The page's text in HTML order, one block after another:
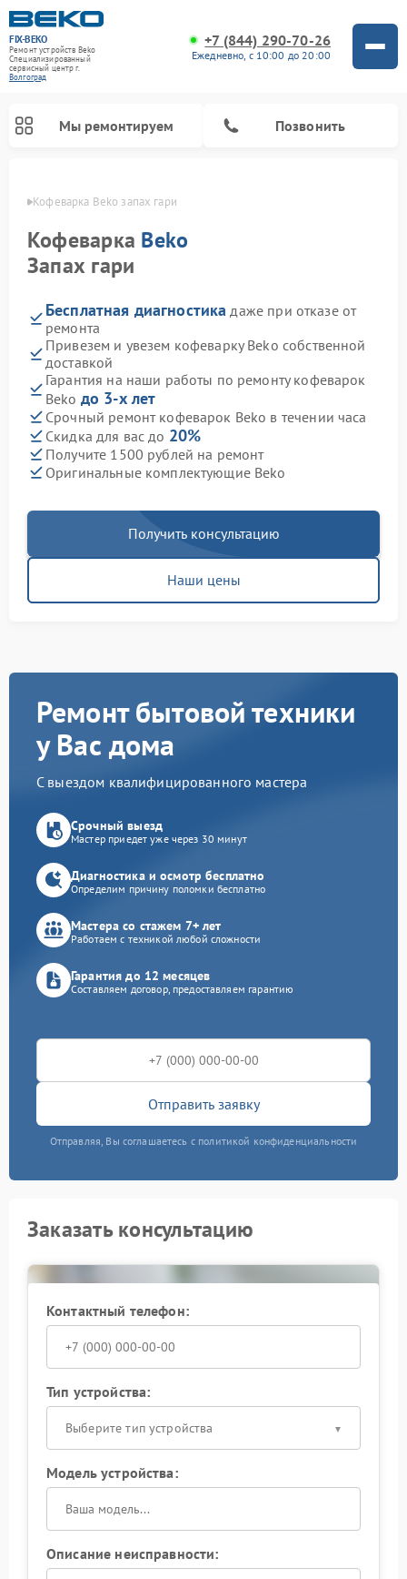
FIX-BEKO
Ремонт устройств Beko
Специализированный
cервисный центр г.
Волгоград
+7 (844) 290-70-26
Ежедневно, с 10:00 до 20:00
Мы ремонтируем Позвонить
Кофеварка Beko запах гари
Кофеварка Beko
Запах гари
Бесплатная диагностика даже при отказе от
ремонта
Привезем и увезем кофеварку Beko собственной
доставкой
Гарантия на наши работы по ремонту кофеварок
Beko до 3-х лет
Срочный ремонт кофеварок Beko в течении часа
Скидка для вас до 20%
Получите 1500 рублей на ремонт
Оригинальные комплектующие Beko
Получить консультацию
Наши цены
Ремонт бытовой техники
у Вас дома
С выездом квалифицированного мастера
Срочный выезд
Мастер приедет уже через 30 минут
Диагностика и осмотр бесплатно
Определим причину поломки бесплатно
Мастера со стажем 7+ лет
Работаем с техникой любой сложности
Гарантия до 12 месяцев
Составляем договор, предоставляем гарантию
Отправить заявку
Отправляя, Вы соглашаетесь с политикой конфиденциальности
Заказать консультацию
Контактный телефон:
Тип устройства:
Выберите тип устройства
Модель устройства:
Описание неисправности: